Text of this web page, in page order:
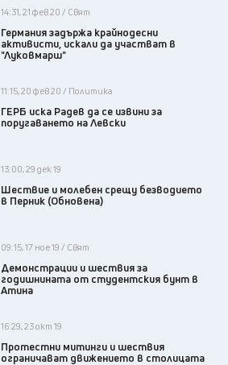
14:31, 21 фев 20 / Свят
Германия задържа крайнодесни
активисти, искали да участват в
"Луковмарш"
11:15, 20 фев 20 / Политика
ГЕРБ иска Радев да се извини за
поругаването на Левски
13:00, 29 дек 19
Шествие и молебен срещу безводието
в Перник (Обновена)
09:15, 17 ное 19 / Свят
Демонстрации и шествия за
годишнината от студентския бунт в
Атина
16:29, 23 окт 19
Протестни митинги и шествия
ограничават движението в столицата